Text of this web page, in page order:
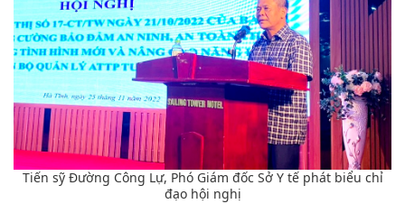
Tiến sỹ Đường Công Lự, Phó Giám đốc Sở Y tế phát biểu chỉ
đạo hội nghị